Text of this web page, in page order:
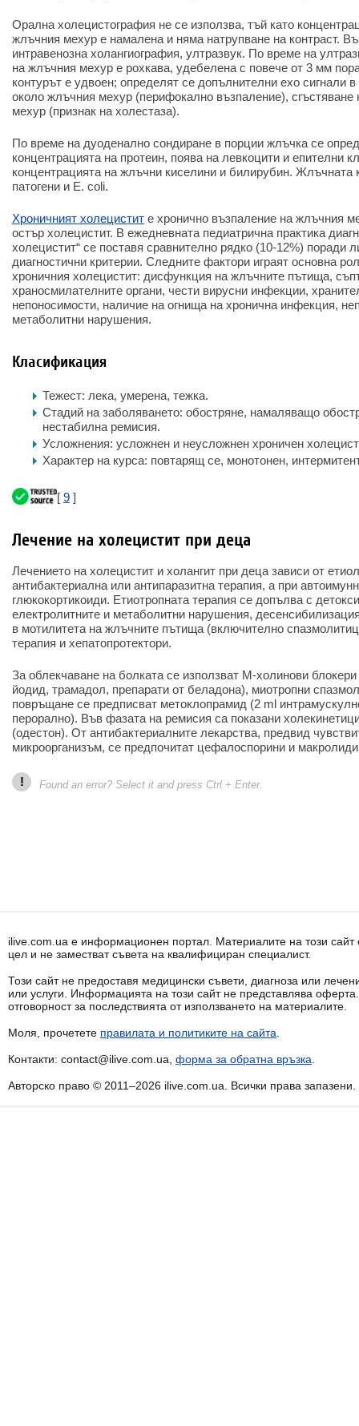
Орална холецистография не се използва, тъй като
жлъчния мехур е намалена и няма натрупване на контраст.
интравенозна холангиография, ултразвук. По време на
на жлъчния мехур е рохкава, удебелена с повече от 3 мм
контурът е удвоен; определят се допълнителни ехо сигнали
около жлъчния мехур (перифокално възпаление), сгъстяване
мехур (признак на холестаза).
По време на дуоденално сондиране в порции жлъчка се
концентрацията на протеин, поява на левкоцити и епителни
концентрацията на жлъчни киселини и билирубин. Жлъчната
патогени и E. coli.
Хроничният холецистит е хронично възпаление на жлъчния
остър холецистит. В ежедневната педиатрична практика
холецистит“ се поставя сравнително рядко (10-12%) поради
диагностични критерии. Следните фактори играят основна
хроничния холецистит: дисфункция на жлъчните пътища,
храносмилателните органи, чести вирусни инфекции,
непоносимости, наличие на огнища на хронична инфекция,
метаболитни нарушения.
Класификация
Тежест: лека, умерена, тежка.
Стадий на заболяването: обостряне, намаляващо
нестабилна ремисия.
Усложнения: усложнен и неусложнен хроничен
Характер на курса: повтарящ се, монотонен,
[ 9 ]
Лечение на холецистит при деца
Лечението на холецистит и холангит при деца зависи от
антибактериална или антипаразитна терапия, а при
глюкокортикоиди. Етиотропната терапия се допълва с
електролитните и метаболитни нарушения,
в мотилитета на жлъчните пътища (включително
терапия и хепатопротектори.
За облекчаване на болката се използват М-холинови
йодид, трамадол, препарати от беладона), миотропни
повръщане се предписват метоклопрамид (2 ml
перорално). Във фазата на ремисия са показани
(одестон). От антибактериалните лекарства, предвид
микроорганизъм, се предпочитат цефалоспорини и
! Found an error? Select it and press Ctrl + Enter.
ilive.com.ua е информационен портал. Материалите на този
цел и не заместват съвета на квалифициран специалист.
Този сайт не предоставя медицински съвети, диагноза или
или услуги. Информацията на този сайт не представлява
отговорност за последствията от използването на материалите.
Моля, прочетете правилата и политиките на сайта
Контакти: contact@ilive.com.ua, форма за обратна връзка
Авторско право © 2011–2026 ilive.com.ua. Всички права запазени.